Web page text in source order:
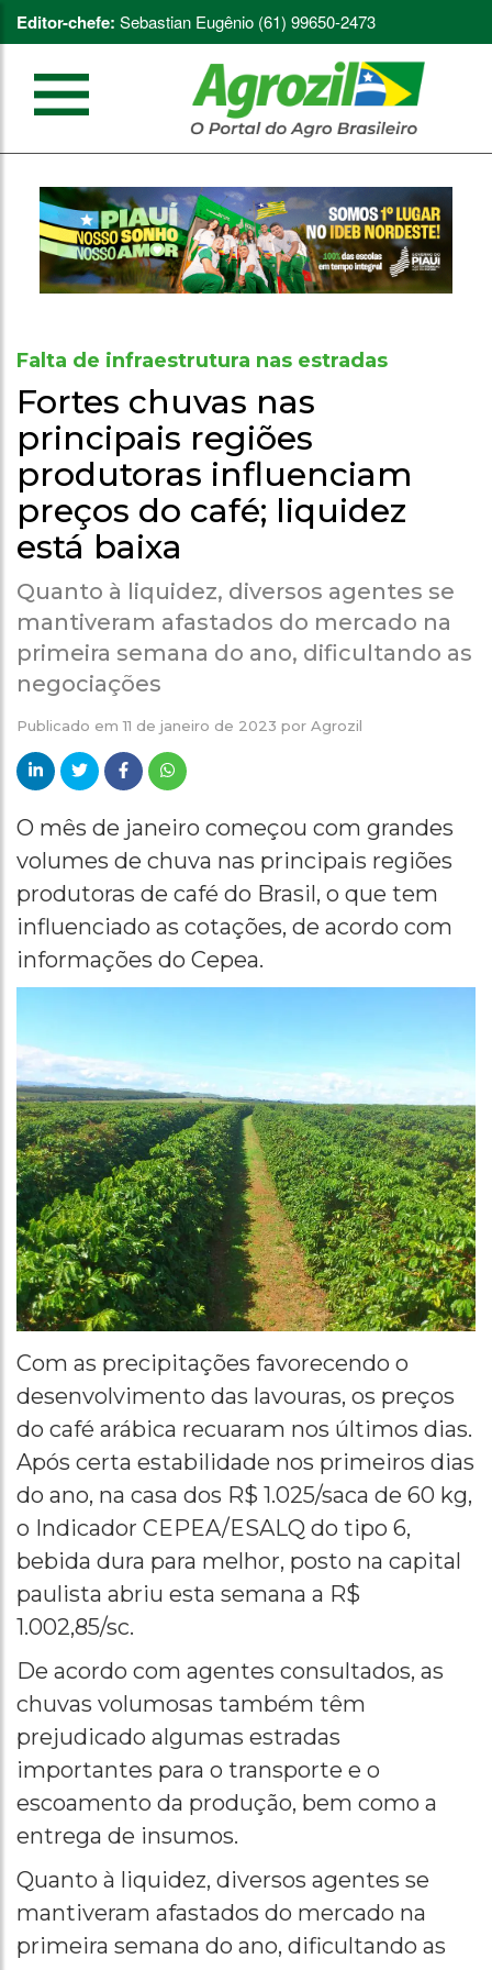
Editor-chefe: Sebastian Eugênio (61) 99650-2473
Falta de infraestrutura nas estradas
Fortes chuvas nas
principais regiões
produtoras influenciam
preços do café; liquidez
está baixa
Quanto à liquidez, diversos agentes se
mantiveram afastados do mercado na
primeira semana do ano, dificultando as
negociações
Publicado em11 de janeiro de 2023 por Agrozil
O mês de janeiro começou com grandes
volumes de chuva nas principais regiões
produtoras de café do Brasil, o que tem
influenciado as cotações, de acordo com
informações do Cepea.
Com as precipitações favorecendo o
desenvolvimento das lavouras, os preços
do café arábica recuaram nos últimos dias.
Após certa estabilidade nos primeiros dias
do ano, na casa dos R$ 1.025/saca de 60 kg,
o Indicador CEPEA/ESALQ do tipo 6,
bebida dura para melhor, posto na capital
paulista abriu esta semana a R$
1.002,85/sc.
De acordo com agentes consultados, as
chuvas volumosas também têm
prejudicado algumas estradas
importantes para o transporte e o
escoamento da produção, bem como a
entrega de insumos.
Quanto à liquidez, diversos agentes se
mantiveram afastados do mercado na
primeira semana do ano, dificultando as